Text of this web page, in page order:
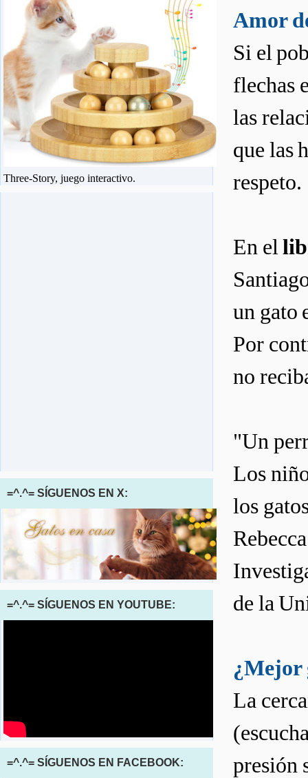
Amor
Si el
flechas
las
que las
respeto.
En el
un gato
Por
no
"Un
Los
los
de la
¿Mejor
La
presión
Three-Story, juego interactivo.
=^.^= SÍGUENOS EN X:
=^.^= SÍGUENOS EN YOUTUBE:
=^.^= SÍGUENOS EN FACEBOOK: